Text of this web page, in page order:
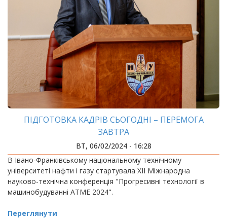
ПІДГОТОВКА КАДРІВ СЬОГОДНІ – ПЕРЕМОГА
ЗАВТРА
ВТ, 06/02/2024 - 16:28
В Івано-Франківському національному технічному
університеті нафти і газу стартувала ХІІ Міжнародна
науково-технічна конференція "Прогресивні технології в
машинобудуванні АТМЕ 2024".
Переглянути